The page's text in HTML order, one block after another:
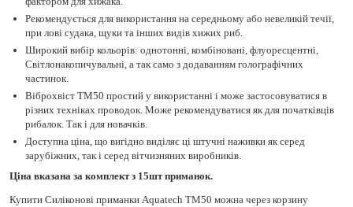
Рекомендується для використання на середньому або невеликій течії,
при лові судака, щуки та інших видів хижих риб.
Широкий вибір кольорів: однотонні, комбіновані, флуоресцентні,
Світлонакопичувальні, а так само з додаванням голографічних
частинок.
Віброхвіст TM50 простий у використанні і може застосовуватися в
різних техніках проводок. Може рекомендуватися як для початківців
рибалок. Так і для новачків.
Доступна ціна, що вигідно виділяє ці штучні наживки як серед
зарубіжних, так і серед вітчизняних виробників.
Ціна вказана за комплект з 15шт приманок.
Купити Силіконові приманки Aquatech TM50 можна через корзину